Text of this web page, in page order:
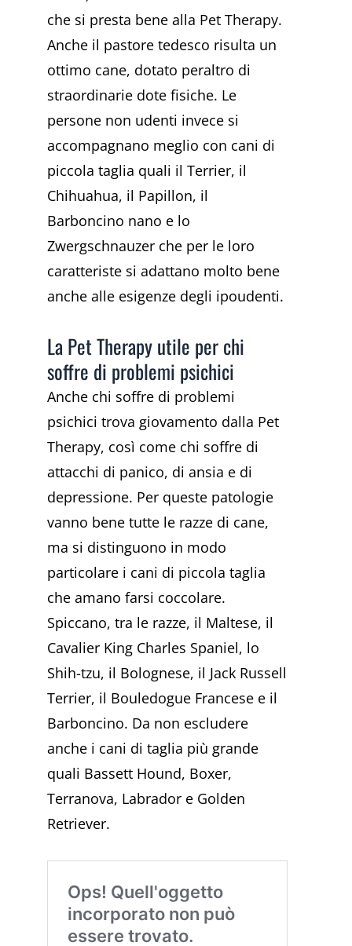
che si presta bene alla Pet Therapy.
Anche il pastore tedesco risulta un
ottimo cane, dotato peraltro di
straordinarie dote fisiche. Le
persone non udenti invece si
accompagnano meglio con cani di
piccola taglia quali il Terrier, il
Chihuahua, il Papillon, il
Barboncino nano e lo
Zwergschnauzer che per le loro
caratteriste si adattano molto bene
anche alle esigenze degli ipoudenti.
La Pet Therapy utile per chi
soffre di problemi psichici
Anche chi soffre di problemi
psichici trova giovamento dalla Pet
Therapy, così come chi soffre di
attacchi di panico, di ansia e di
depressione. Per queste patologie
vanno bene tutte le razze di cane,
ma si distinguono in modo
particolare i cani di piccola taglia
che amano farsi coccolare.
Spiccano, tra le razze, il Maltese, il
Cavalier King Charles Spaniel, lo
Shih-tzu, il Bolognese, il Jack Russell
Terrier, il Bouledogue Francese e il
Barboncino. Da non escludere
anche i cani di taglia più grande
quali Bassett Hound, Boxer,
Terranova, Labrador e Golden
Retriever.